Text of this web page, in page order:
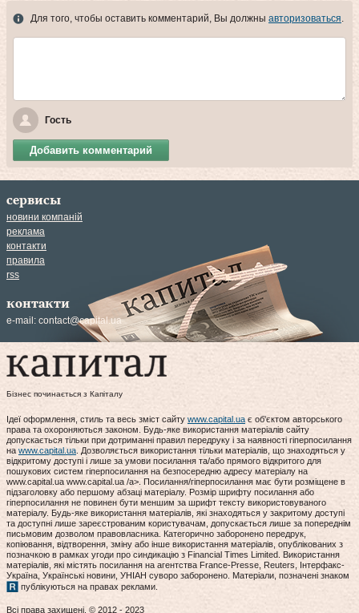
Для того, чтобы оставить комментарий, Вы должны авторизоваться.
Гость
Добавить комментарий
сервисы
новини компаній
реклама
контакти
правила
rss
контакти
e-mail: contact@capital.ua
Бізнес починається з Капіталу
Ідеї оформлення, стиль та весь зміст сайту www.capital.uaє об'єктом авторського
права та охороняються законом. Будь-яке використання матеріалів сайту
допускається тільки при дотриманні правил передруку і за наявності гіперпосилання
на www.capital.ua. Дозволяється використання тільки матеріалів, що знаходяться у
відкритому доступі і лише за умови посилання та/або прямого відкритого для
пошукових систем гіперпосилання на безпосередню адресу матеріалу на
www.capital.ua www.capital.ua /a>. Посилання/гіперпосилання має бути розміщене в
підзаголовку або першому абзаці матеріалу. Розмір шрифту посилання або
гіперпосилання не повинен бути меншим за шрифт тексту використовуваного
матеріалу. Будь-яке використання матеріалів, які знаходяться у закритому доступі
та доступні лише зареєстрованим користувачам, допускається лише за попереднім
письмовим дозволом правовласника. Категорично заборонено передрук,
копіювання, відтворення, зміну або інше використання матеріалів, опублікованих з
позначкою в рамках угоди про синдикацію з Financial Times Limited. Використання
матеріалів, які містять посилання на агентства France-Presse, Reuters, Інтерфакс-
Україна, Українські новини, УНІАН суворо заборонено. Матеріали, позначені знаком
публікуються на правах реклами.
Всі права захищені. © 2012 - 2023